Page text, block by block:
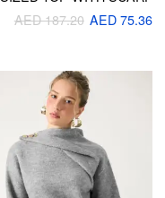
AED 75.36
AED 187.20